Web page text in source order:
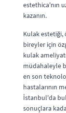
estethica'nın
kazanın.
Kulak estetiği,
bireyler için
kulak
müdahaleyle
en son
hastalarının
İstanbul'da
sonuçlara